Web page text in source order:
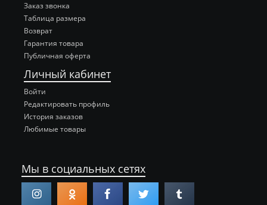
Заказ звонка
Таблица размера
Возврат
Гарантия товара
Публичная оферта
Личный кабинет
Войти
Редактировать профиль
История заказов
Любимые товары
Мы в социальных сетях